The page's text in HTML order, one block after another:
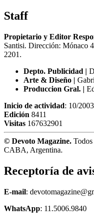
Staff
Propietario y Editor
Santisi. Dirección: Mónaco
2201.
Depto. Publicidad |
Arte & Diseño |
Produccion Gral. |
Inicio de actividad: 10/2003
Edición 8411
Visitas 167632901
© Devoto Magazine.
CABA, Argentina.
Receptoría de
E-mail:
WhatsApp: 11.5006.9840